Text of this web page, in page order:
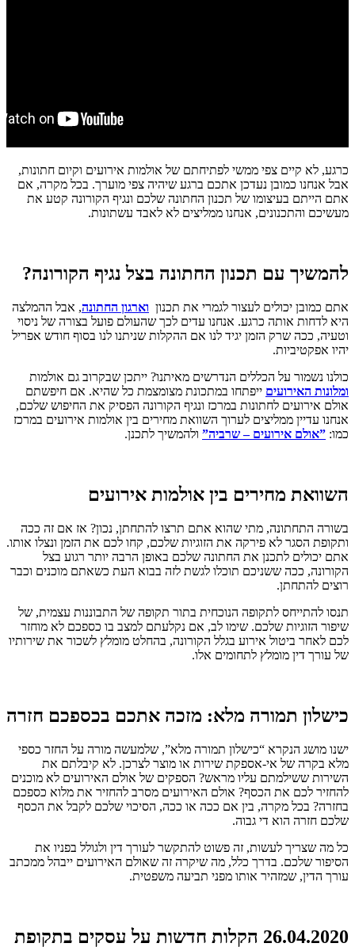
כרגע, לא קיים צפי ממשי לפתיחתם של אולמות אירועים וקיום חתונות,
אבל אנחנו כמובן נעדכן אתכם ברגע שיהיה צפי מוערך. בכל מקרה, אם
אתם הייתם בעיצומו של תכנון החתונה שלכם ונגיף הקורונה קטע את
מעשיכם והתכנונים, אנחנו ממליצים לא לאבד עשתונות.
להמשיך עם תכנון החתונה בצל נגיף הקורונה?
אתם כמובן יכולים לעצור לגמרי את תכנון וארגון החתונה, אבל ההמלצה
היא לדחות אותה כרגע. אנחנו עדים לכך שהעולם פועל בצורה של ניסוי
וטעיה, ככה שרק הזמן יגיד לנו אם ההקלות שניתנו לנו בסוף חודש אפריל
יהיו אפקטיביות.
כולנו נשמור על הכללים הנדרשים מאיתנו? ייתכן שבקרוב גם אולמות
ומלונות האירועים ייפתחו במתכונת מצומצמת כל שהיא. אם חיפשתם
אולם אירועים לחתונות במרכז ונגיף הקורונה הפסיק את החיפוש שלכם,
אנחנו עדיין ממליצים לערוך השוואת מחירים בין אולמות אירועים במרכז
כמו: ”אולם אירועים – שרביה” ולהמשיך לתכנן.
השוואת מחירים בין אולמות אירועים
בשורה התחתונה, מתי שהוא אתם תרצו להתחתן, נכון? אז אם זה ככה
ותקופת הסגר לא פירקה את הזוגיות שלכם, קחו לכם את הזמן ונצלו אותו.
אתם יכולים לתכנן את החתונה שלכם באופן הרבה יותר רגוע בצל
הקורונה, ככה ששניכם תוכלו לגשת לזה בבוא העת כשאתם מוכנים וכבר
רוצים להתחתן.
תנסו להתייחס לתקופה הנוכחית בתור תקופה של התבוננות עצמית, של
שיפור הזוגיות שלכם. שימו לב, אם נקלעתם למצב בו כספכם לא מוחזר
לכם לאחר ביטול אירוע בגלל הקורונה, בהחלט מומלץ לשכור את שירותיו
של עורך דין מומלץ לתחומים אלו.
כישלון תמורה מלא: מזכה אתכם בכספכם חזרה
ישנו מושג הנקרא “כישלון תמורה מלא”, שלמעשה מורה על החזר כספי
מלא בקרה של אי-אספקת שירות או מוצר לצרכן. לא קיבלתם את
השירות ששילמתם עליו מראש? הספקים של אולם האירועים לא מוכנים
להחזיר לכם את הכסף? אולם האירועים מסרב להחזיר את מלוא כספכם
בחזרה? בכל מקרה, בין אם ככה או ככה, הסיכוי שלכם לקבל את הכסף
שלכם חזרה הוא די גבוה.
כל מה שצריך לעשות, זה פשוט להתקשר לעורך דין ולגולל בפניו את
הסיפור שלכם. בדרך כלל, מה שיקרה זה שאולם האירועים ייבהל ממכתב
עורך הדין, שמזהיר אותו מפני תביעה משפטית.
26.04.2020 הקלות חדשות על עסקים בתקופת